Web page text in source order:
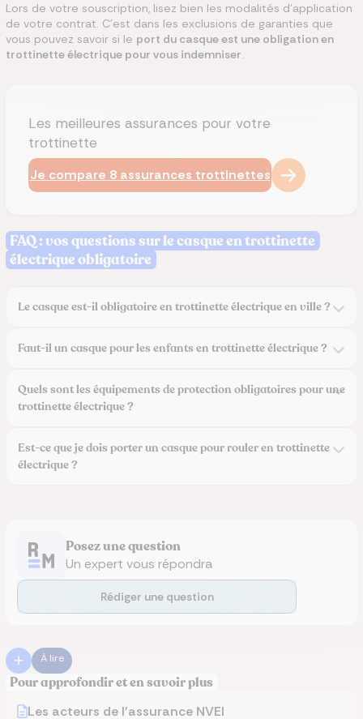
Lors de votre souscription, lisez bien les modalités d'application
de votre contrat. C'est dans les exclusions de garanties que
vous pouvez savoir si le port du casque est une obligation en
trottinette électrique pour vous indemniser.
Les meilleures assurances pour votre
trottinette
Je compare 8 assurances trottinettes
FAQ : vos questions sur le casque en trottinette
électrique obligatoire
Le casque est-il obligatoire en trottinette électrique en ville ?
Faut-il un casque pour les enfants en trottinette électrique ?
Quels sont les équipements de protection obligatoires pour une
trottinette électrique ?
Est-ce que je dois porter un casque pour rouler en trottinette
électrique ?
Posez une question
Un expert vous répondra
Rédiger une question
À lire
Pour approfondir et en savoir plus
Les acteurs de l'assurance NVEI